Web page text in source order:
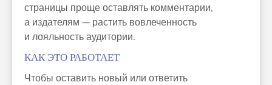
страницы проще оставлять комментарии,
а издателям — растить вовлеченность
и лояльность аудитории.
КАК ЭТО РАБОТАЕТ
Чтобы оставить новый или ответить